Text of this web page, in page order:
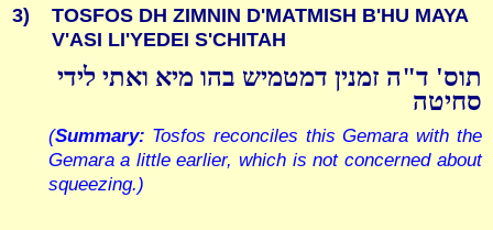
3)
TOSFOS DH ZIMNIN D'MATMISH B'HU MAYA
V'ASI LI'YEDEI S'CHITAH
תוס' ד"ה זמנין דמטמיש בהו מיא ואתי לידי
סחיטה
(Summary: Tosfos reconciles this Gemara with the
Gemara a little earlier, which is not concerned about
squeezing.)